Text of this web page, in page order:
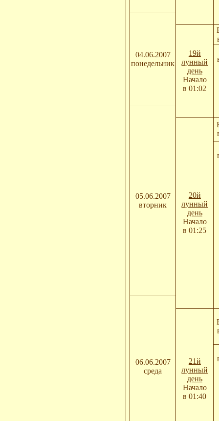
04.06.2007
понедельник
19й
лунный
день
Начало
в 01:02
05.06.2007
вторник
20й
лунный
день
Начало
в 01:25
06.06.2007
среда
21й
лунный
день
Начало
в 01:40